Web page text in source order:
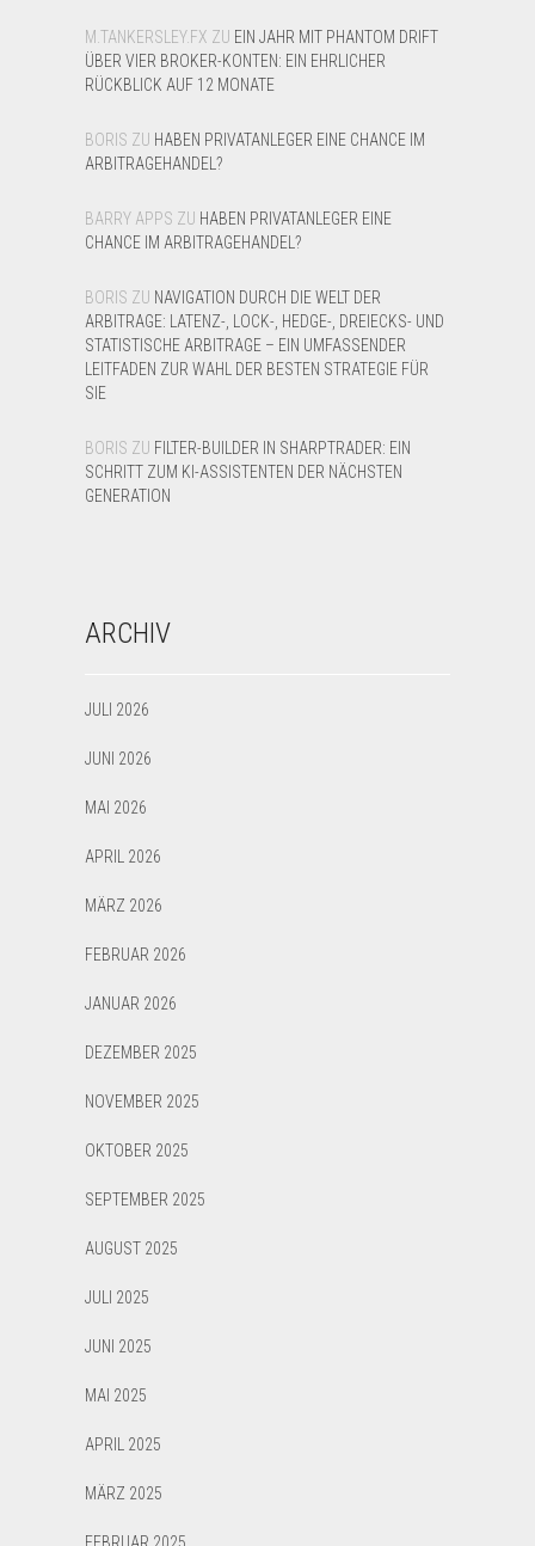
M.TANKERSLEY.FX ZU EIN JAHR MIT PHANTOM DRIFT
ÜBER VIER BROKER-KONTEN: EIN EHRLICHER
RÜCKBLICK AUF 12 MONATE
BORIS ZU HABEN PRIVATANLEGER EINE CHANCE IM
ARBITRAGEHANDEL?
BARRY APPS ZU HABEN PRIVATANLEGER EINE
CHANCE IM ARBITRAGEHANDEL?
BORIS ZU NAVIGATION DURCH DIE WELT DER
ARBITRAGE: LATENZ-, LOCK-, HEDGE-, DREIECKS- UND
STATISTISCHE ARBITRAGE – EIN UMFASSENDER
LEITFADEN ZUR WAHL DER BESTEN STRATEGIE FÜR
SIE
BORIS ZU FILTER-BUILDER IN SHARPTRADER: EIN
SCHRITT ZUM KI-ASSISTENTEN DER NÄCHSTEN
GENERATION
ARCHIV
JULI 2026
JUNI 2026
MAI 2026
APRIL 2026
MÄRZ 2026
FEBRUAR 2026
JANUAR 2026
DEZEMBER 2025
NOVEMBER 2025
OKTOBER 2025
SEPTEMBER 2025
AUGUST 2025
JULI 2025
JUNI 2025
MAI 2025
APRIL 2025
MÄRZ 2025